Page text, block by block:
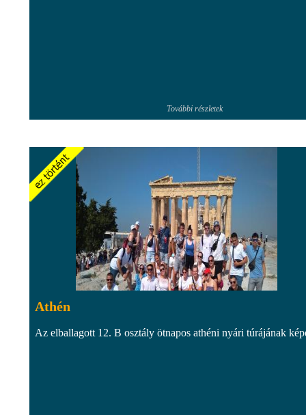
További részletek
Athén
Az elballagott 12. B osztály ötnapos athéni nyári túrájának